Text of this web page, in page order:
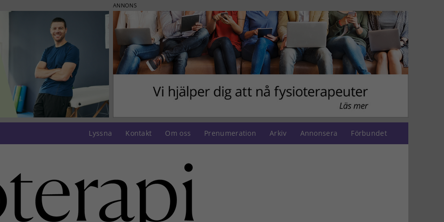
ANNONS
Lyssna Kontakt Om oss Prenumeration Arkiv Annonsera Förbundet